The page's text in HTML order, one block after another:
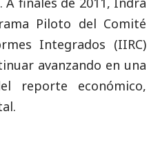
Piloto del Comité
Integrados (IIRC)
avanzando en una
reporte económico,